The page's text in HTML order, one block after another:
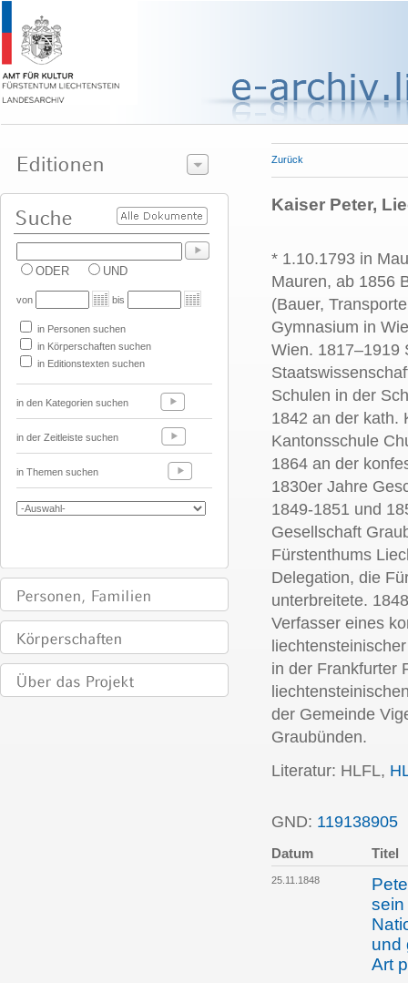
ODER UND
von bis
in Personen suchen
in Körperschaften suchen
in Editionstexten suchen
in den Kategorien suchen
in der Zeitleiste suchen
in Themen suchen
Zurück
Kaiser Peter,
* 1.10.1793 in
Mauren, ab 1856
(Bauer,
Gymnasium in
Wien. 1817–1919
Schulen in der
1842 an der kath.
Kantonsschule
1864 an der
1830er Jahre
1849-1851 und
Gesellschaft
Fürstenthums
Delegation, die
unterbreitete.
Verfasser eines
in der Frankfurter
der Gemeinde
Graubünden.
Literatur: HLFL,
GND: 119138905
Datum Titel
25.11.1848
sein
und
Art